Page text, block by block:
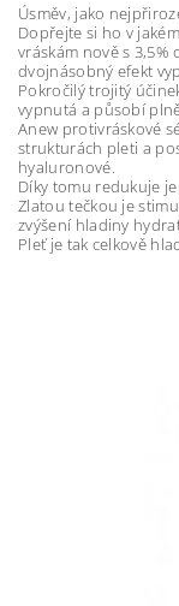
Úsměv, jako
Dopřejte si ho v
vráskám nově s
dvojnásobný efekt
Pokročilý trojitý
vypnutá a působí
Anew protivráskové
strukturách pleti a
hyaluronové.
Díky tomu redukuje
Zlatou tečkou je
zvýšení hladiny
Pleť je tak celkově